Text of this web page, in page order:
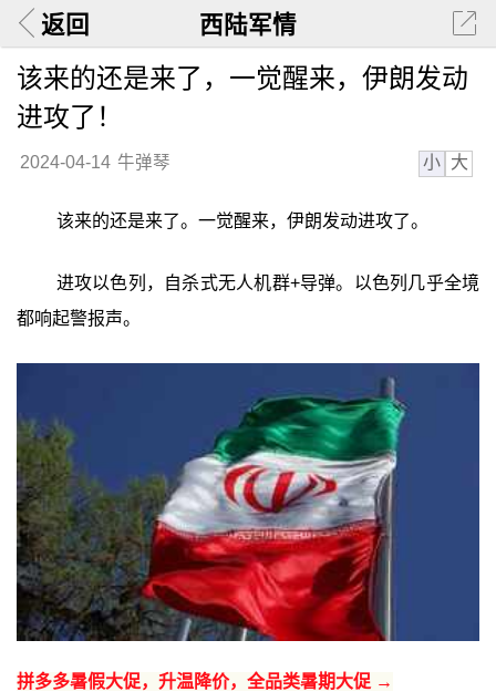
返回 西陆军情
该来的还是来了，一觉醒来，伊朗发动
进攻了！
2024-04-14 牛弹琴 小 大
该来的还是来了。一觉醒来，伊朗发动进攻了。
进攻以色列，自杀式无人机群+导弹。以色列几乎全境
都响起警报声。
拼多多暑假大促，升温降价，全品类暑期大促 →